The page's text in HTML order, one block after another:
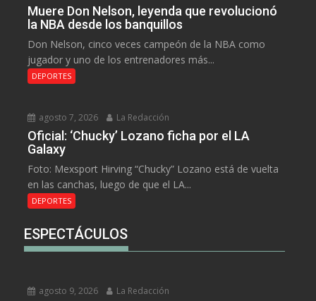
Muere Don Nelson, leyenda que revolucionó
la NBA desde los banquillos
Don Nelson, cinco veces campeón de la NBA como
jugador y uno de los entrenadores más...
DEPORTES
agosto 7, 2026 La Redacción
Oficial: ‘Chucky’ Lozano ficha por el LA
Galaxy
Foto: Mexsport Hirving “Chucky” Lozano está de vuelta
en las canchas, luego de que el LA...
DEPORTES
ESPECTÁCULOS
agosto 9, 2026 La Redacción